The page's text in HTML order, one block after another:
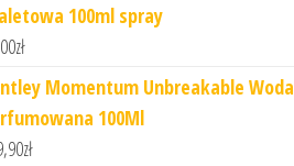
100ml spray
zł
Momentum Unbreakable Woda
100Ml
zł